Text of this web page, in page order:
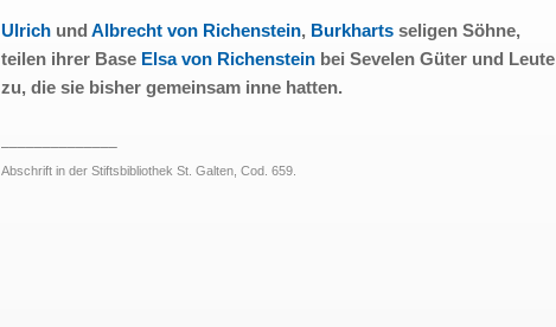
Ulrich und Albrecht von Richenstein, Burkharts seligen Söhne,
teilen ihrer Base Elsa von Richenstein bei Sevelen Güter und Leute
zu, die sie bisher gemeinsam inne hatten.
Abschrift in der Stiftsbibliothek St. Galten, Cod. 659.